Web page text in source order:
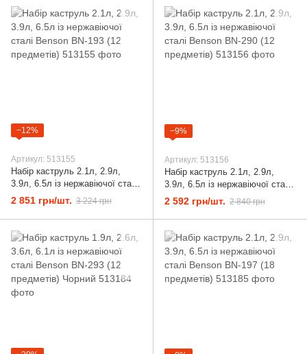
−12%
Артикул: 513155
Набір каструль 2.1л, 2.9л,
3.9л, 6.5л із нержавіючої сталі
Benson BN-193 (12 предметів)
2 851 грн/шт. 3 224 грн
−9%
Артикул: 513156
Набір каструль 2.1л, 2.9л,
3.9л, 6.5л із нержавіючої сталі
Benson BN-290 (12 предметів)
2 592 грн/шт. 2 840 грн